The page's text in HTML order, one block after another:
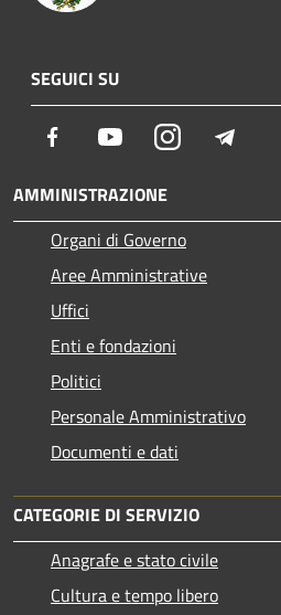
SEGUICI SU
Facebook YoutubeInstagram
AMMINISTRAZIONE
Organi di Governo
Aree Amministrative
Uffici
Enti e fondazioni
Politici
Personale Amministrativo
Documenti e dati
CATEGORIE DI SERVIZIO
Anagrafe e stato civile
Cultura e tempo libero